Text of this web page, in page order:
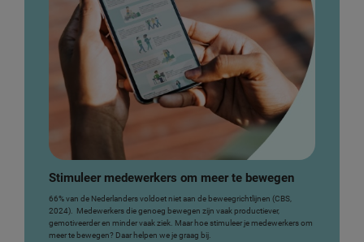
Stimuleer medewerkers om meer te bewegen
66% van de Nederlanders voldoet niet aan de beweegrichtlijnen (CBS,
2024). Medewerkers die genoeg bewegen zijn vaak productiever,
gemotiveerder en minder vaak ziek. Maar hoe stimuleer je medewerkers om
meer te bewegen? Daar helpen we je graag bij.